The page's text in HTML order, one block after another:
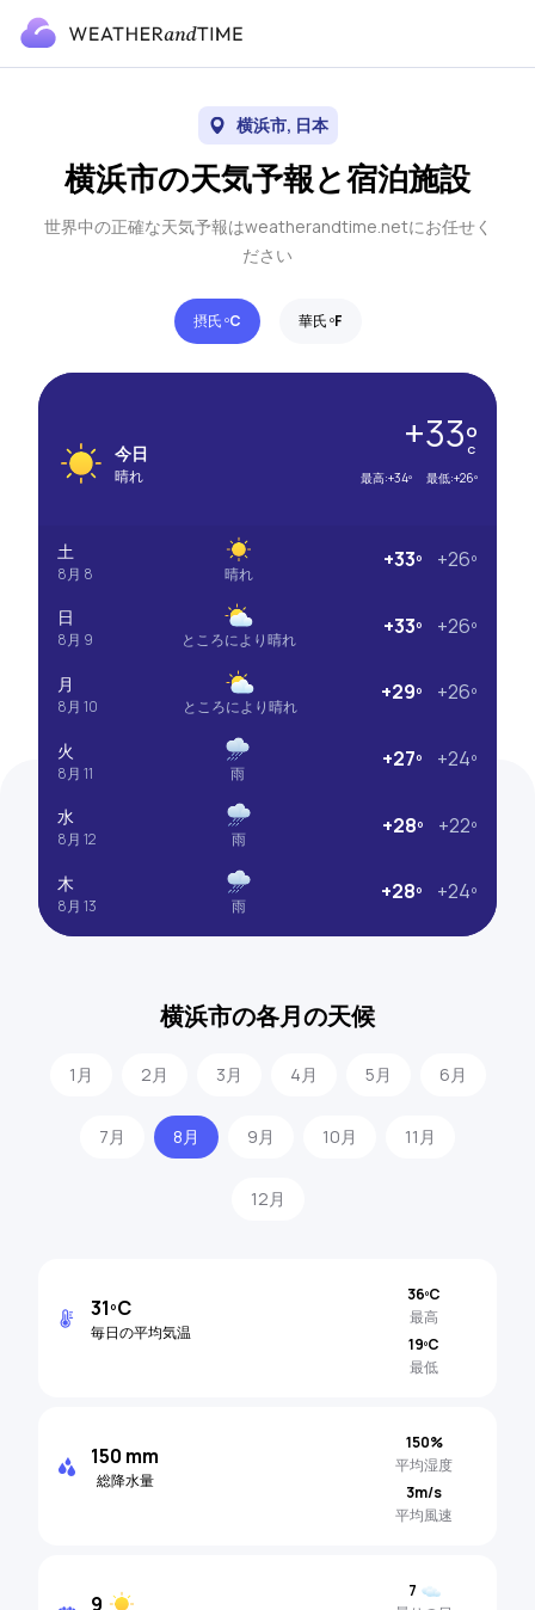
横浜市, 日本
横浜市の天気予報と宿泊施設
世界中の正確な天気予報はweatherandtime.netにお任せく
ださい
摂氏 ºC 華氏 ºF
今日
晴れ
+33º
C
最高:+34º 最低:+26º
土
8月 8 晴れ
+33º +26º
日
8月 9 ところにより晴れ
+33º +26º
月
8月 10 ところにより晴れ
+29º +26º
火
8月 11 雨
+27º +24º
水
8月 12 雨
+28º +22º
木
8月 13 雨
+28º +24º
横浜市の各月の天候
1月 2月 3月 4月 5月 6月
7月 8月 9月 10月 11月
12月
31ºC
毎日の平均気温
36ºC
最高
19ºC
最低
150 mm
総降水量
150%
平均湿度
3m/s
平均風速
9
7